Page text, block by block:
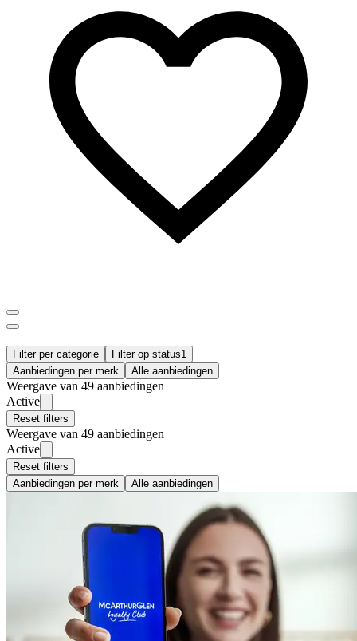
Filter per categorie Filter op status1
Aanbiedingen per merk
Alle aanbiedingen
Weergave van 49 aanbiedingen
Active
Reset filters
Weergave van 49 aanbiedingen
Active
Reset filters
Aanbiedingen per merk
Alle aanbiedingen